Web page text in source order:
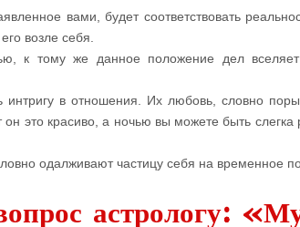
вами, будет соответствовать
возле себя.
к тому же данное положение дел
интригу в отношения. Их любовь, словно
это красиво, а ночью вы можете быть слегка
одалживают частицу себя на временное
астрологу: